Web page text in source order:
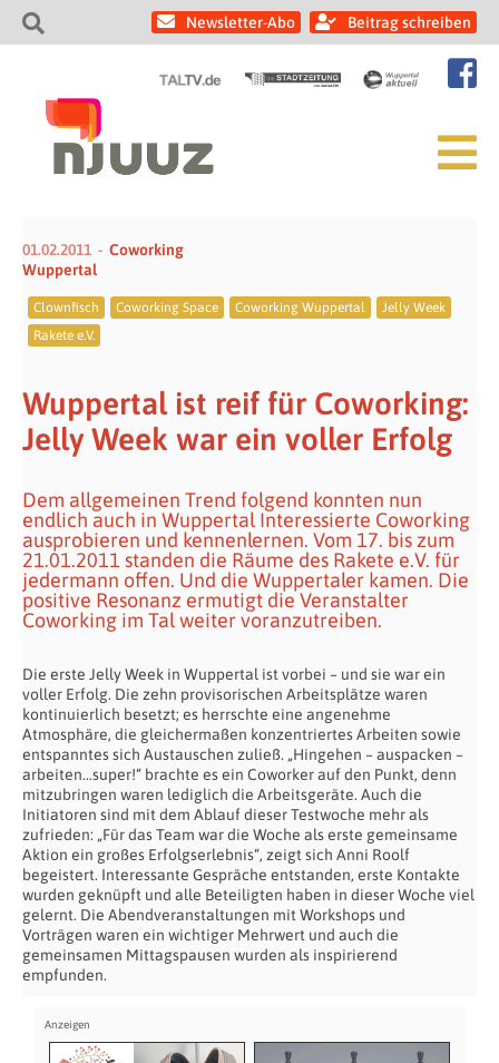
Newsletter-Abo Beitrag schreiben
01.02.2011
Coworking
Wuppertal
Clownfisch Coworking Space Coworking Wuppertal
Jelly Week
Rakete e.V.
Wuppertal ist reif für Coworking:
Jelly Week war ein voller Erfolg
Dem allgemeinen Trend folgend konnten nun
endlich auch in Wuppertal Interessierte Coworking
ausprobieren und kennenlernen. Vom 17. bis zum
21.01.2011 standen die Räume des Rakete e.V. für
jedermann offen. Und die Wuppertaler kamen. Die
positive Resonanz ermutigt die Veranstalter
Coworking im Tal weiter voranzutreiben.
Die erste Jelly Week in Wuppertal ist vorbei – und sie war ein
voller Erfolg. Die zehn provisorischen Arbeitsplätze waren
kontinuierlich besetzt; es herrschte eine angenehme
Atmosphäre, die gleichermaßen konzentriertes Arbeiten sowie
entspanntes sich Austauschen zuließ. „Hingehen – auspacken –
arbeiten…super!“ brachte es ein Coworker auf den Punkt, denn
mitzubringen waren lediglich die Arbeitsgeräte. Auch die
Initiatoren sind mit dem Ablauf dieser Testwoche mehr als
zufrieden: „Für das Team war die Woche als erste gemeinsame
Aktion ein großes Erfolgserlebnis“, zeigt sich Anni Roolf
begeistert. Interessante Gespräche entstanden, erste Kontakte
wurden geknüpft und alle Beteiligten haben in dieser Woche viel
gelernt. Die Abendveranstaltungen mit Workshops und
Vorträgen waren ein wichtiger Mehrwert und auch die
gemeinsamen Mittagspausen wurden als inspirierend
empfunden.